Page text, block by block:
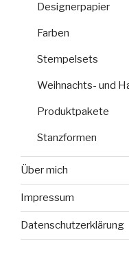
Designerpapier
Farben
Stempelsets
Weihnachts- und
Produktpakete
Stanzformen
Über mich
Impressum
Datenschutzerklärung